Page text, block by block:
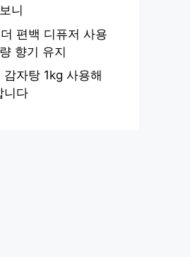
니
편백 디퓨저 사용
향기 유지
자탕 1kg 사용해
니다